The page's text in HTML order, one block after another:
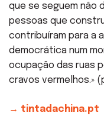
que se seguem não
pessoas que
contribuíram para a
democrática num
ocupação das ruas
cravos vermelhos.»
→ tintadachina.pt